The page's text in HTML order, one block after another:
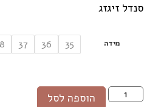
סנדל זיגזג
מידה 35
36
37
הוספה לסל